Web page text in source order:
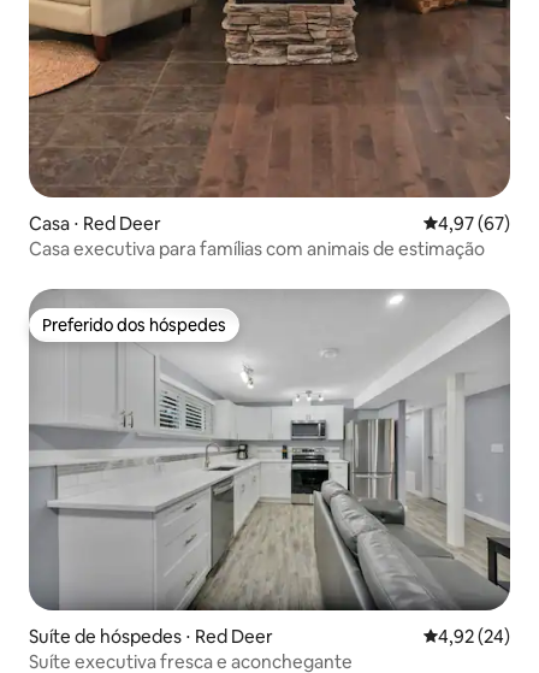
Casa ⋅ Red Deer 4,97 de uma
4,97 (67)
Casa executiva para famílias com animais de estimação
Preferido dos hóspedes
Preferido dos hóspedes
Suíte de hóspedes ⋅ Red Deer 4,92 de uma
4,92 (24)
Suíte executiva fresca e aconchegante